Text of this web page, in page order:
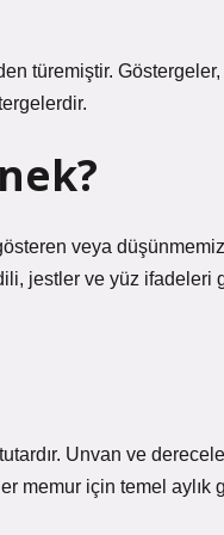
türemiştir.
veya
jestler ve yüz ifadeleri
Unvan ve
memur için temel aylık